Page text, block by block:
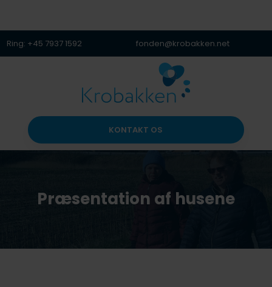
Ring: +45 7937 1592 fonden@krobakken.net
KONTAKT OS​
Præsentation af husene​